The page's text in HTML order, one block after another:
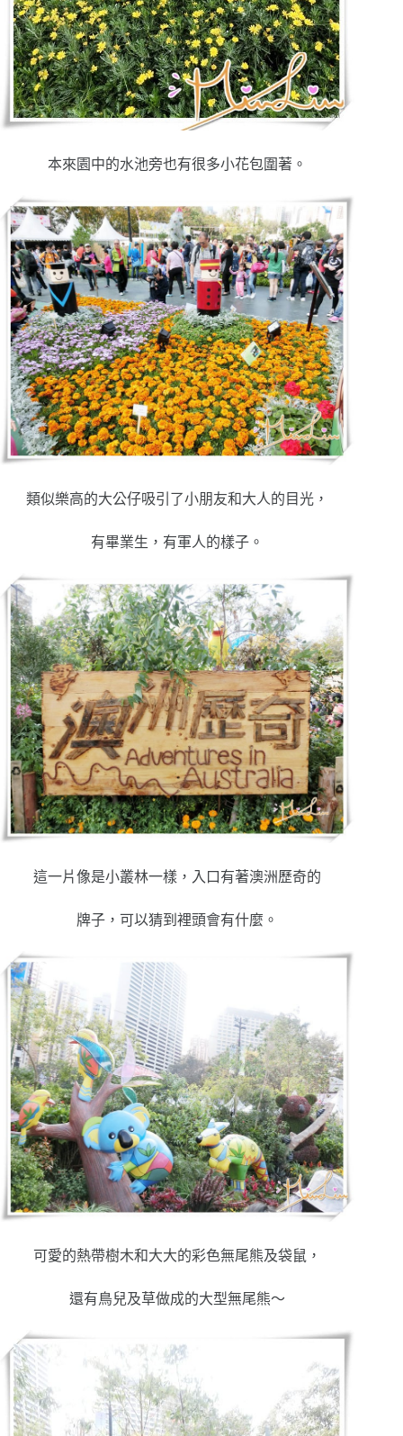
本來園中的水池旁也有很多小花包圍著。
類似樂高的大公仔吸引了小朋友和大人的目光，
有畢業生，有軍人的樣子。
這一片像是小叢林一樣，入口有著澳洲歷奇的
牌子，可以猜到裡頭會有什麼。
可愛的熱帶樹木和大大的彩色無尾熊及袋鼠，
還有鳥兒及草做成的大型無尾熊～